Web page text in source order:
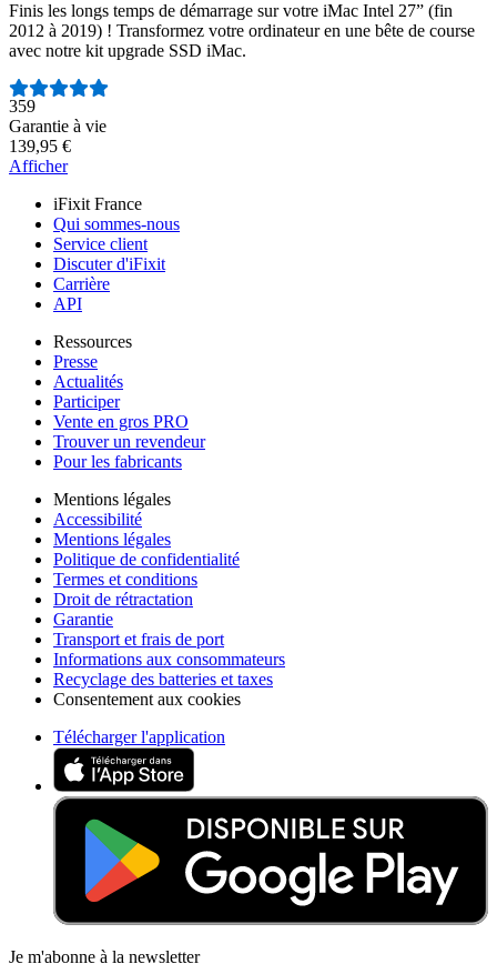
Finis les longs temps de démarrage sur votre iMac Intel 27” (fin
2012 à 2019) ! Transformez votre ordinateur en une bête de course
avec notre kit upgrade SSD iMac.
Nombre d'avis :
359
Garantie à vie
139,95 €
Afficher
iFixit France
Qui sommes-nous
Service client
Discuter d'iFixit
Carrière
API
Ressources
Presse
Actualités
Participer
Vente en gros PRO
Trouver un revendeur
Pour les fabricants
Mentions légales
Accessibilité
Mentions légales
Politique de confidentialité
Termes et conditions
Droit de rétractation
Garantie
Transport et frais de port
Informations aux consommateurs
Recyclage des batteries et taxes
Consentement aux cookies
Télécharger l'application
Je m'abonne à la newsletter